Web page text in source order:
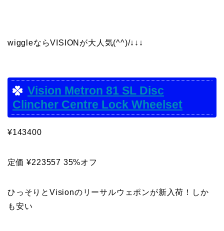
wiggleならVISIONが大人気(^^)/↓↓↓
Vision Metron 81 SL Disc
Clincher Centre Lock Wheelset
¥143400
定価 ¥223557 35%オフ
ひっそりとVisionのリーサルウェポンが新入荷！しか
も安い